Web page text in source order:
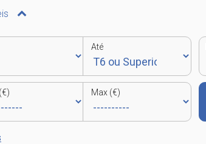
Até
Max (€)